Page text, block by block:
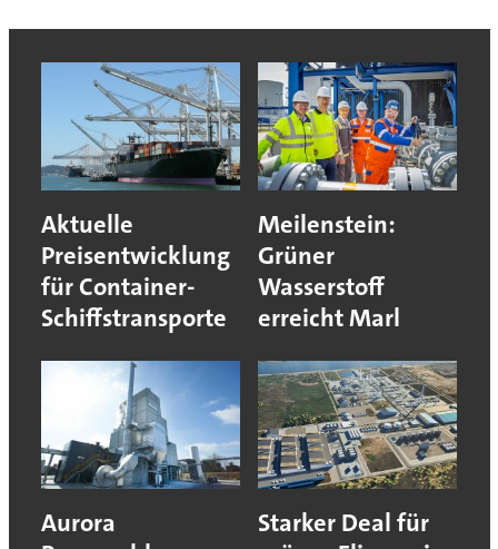
Aktuelle
Preisentwicklung
für Container-
Schiffstransporte
Meilenstein:
Grüner
Wasserstoff
erreicht Marl
Aurora
Starker Deal für